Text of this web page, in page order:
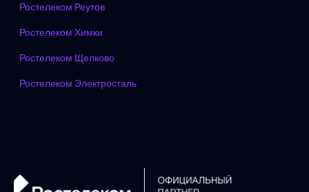
Ростелеком Реутов
Ростелеком Химки
Ростелеком Щелково
Ростелеком Электросталь